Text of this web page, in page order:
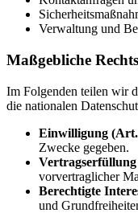
Verwaltung und
Maßgebliche
Im Folgenden teilen wir
die nationalen
Einwilligung (Art.
Zwecke gegeben.
vorvertraglicher
Berechtigte
und